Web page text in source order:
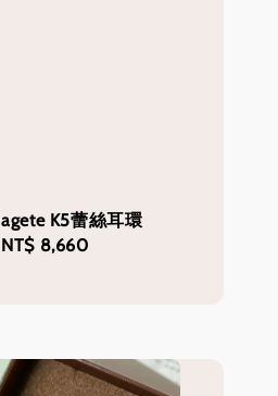
agete K5蕾絲耳環
Regular
NT$ 8,660